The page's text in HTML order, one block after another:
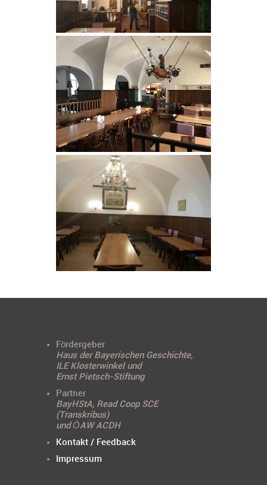
Fördergeber
Haus der Bayerischen Geschichte,
ILE Klosterwinkel und
Ernst Pietsch-Stiftung
Partner
BayHStA, Read Coop SCE
(Transkribus)
und ÖAW ACDH
Kontakt / Feedback
Impressum